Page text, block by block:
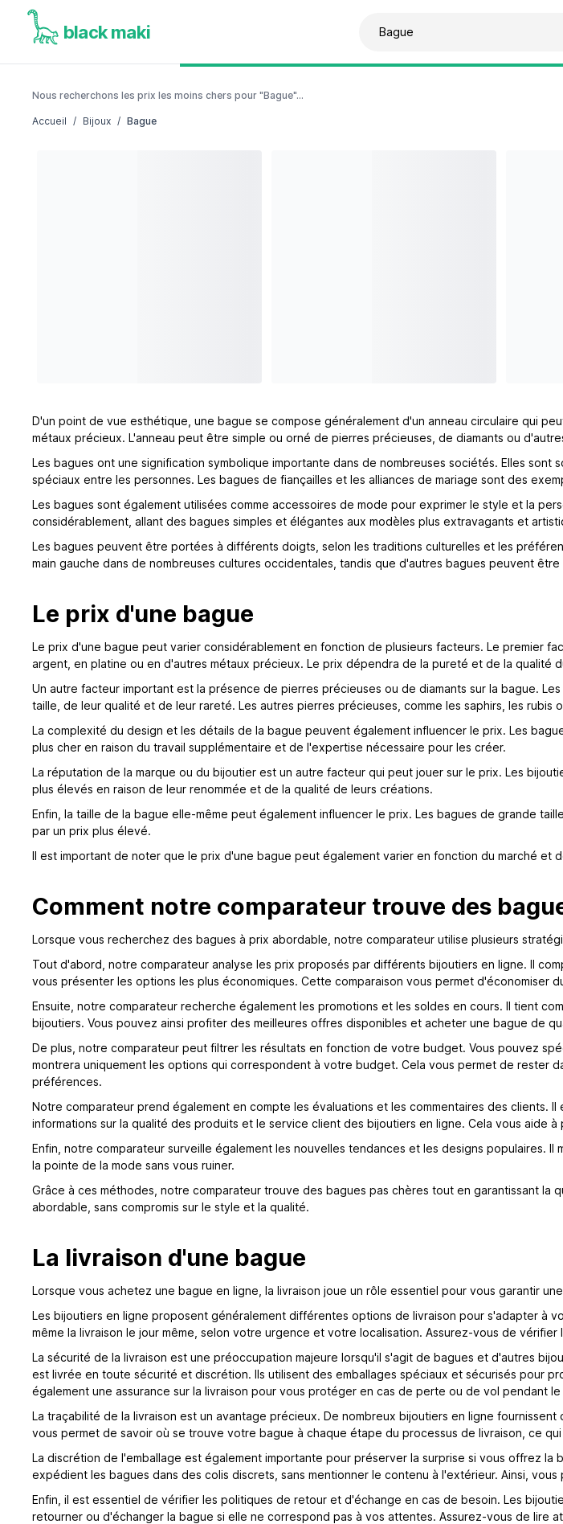
black maki
Nous recherchons les prix les moins chers pour "Bague"...
Accueil / Bijoux / Bague
D'un point de vue esthétique, une bague se compose généralement d'un anneau circulaire qui
métaux précieux. L'anneau peut être simple ou orné de pierres précieuses, de diamants ou
Les bagues ont une signification symbolique importante dans de nombreuses sociétés. Elles
spéciaux entre les personnes. Les bagues de fiançailles et les alliances de mariage sont des
Les bagues sont également utilisées comme accessoires de mode pour exprimer le style et la
considérablement, allant des bagues simples et élégantes aux modèles plus extravagants et
Les bagues peuvent être portées à différents doigts, selon les traditions culturelles et les
main gauche dans de nombreuses cultures occidentales, tandis que d'autres bagues peuvent
Le prix d'une bague
Le prix d'une bague peut varier considérablement en fonction de plusieurs facteurs. Le premier
argent, en platine ou en d'autres métaux précieux. Le prix dépendra de la pureté et de la qualité
Un autre facteur important est la présence de pierres précieuses ou de diamants sur la bague.
taille, de leur qualité et de leur rareté. Les autres pierres précieuses, comme les saphirs, les rubis
La complexité du design et les détails de la bague peuvent également influencer le prix. Les
plus cher en raison du travail supplémentaire et de l'expertise nécessaire pour les créer.
La réputation de la marque ou du bijoutier est un autre facteur qui peut jouer sur le prix. Les
plus élevés en raison de leur renommée et de la qualité de leurs créations.
Enfin, la taille de la bague elle-même peut également influencer le prix. Les bagues de grande
par un prix plus élevé.
Il est important de noter que le prix d'une bague peut également varier en fonction du marché
Comment notre comparateur trouve des
Lorsque vous recherchez des bagues à prix abordable, notre comparateur utilise plusieurs
Tout d'abord, notre comparateur analyse les prix proposés par différents bijoutiers en ligne. Il
vous présenter les options les plus économiques. Cette comparaison vous permet
Ensuite, notre comparateur recherche également les promotions et les soldes en cours. Il tient
bijoutiers. Vous pouvez ainsi profiter des meilleures offres disponibles et acheter une bague de
De plus, notre comparateur peut filtrer les résultats en fonction de votre budget. Vous pouvez
montrera uniquement les options qui correspondent à votre budget. Cela vous permet de rester
préférences.
Notre comparateur prend également en compte les évaluations et les commentaires des
informations sur la qualité des produits et le service client des bijoutiers en ligne. Cela vous aide
Enfin, notre comparateur surveille également les nouvelles tendances et les designs populaires.
la pointe de la mode sans vous ruiner.
Grâce à ces méthodes, notre comparateur trouve des bagues pas chères tout en garantissant
abordable, sans compromis sur le style et la qualité.
La livraison d'une bague
Lorsque vous achetez une bague en ligne, la livraison joue un rôle essentiel pour vous garantir
Les bijoutiers en ligne proposent généralement différentes options de livraison pour s'adapter à
même la livraison le jour même, selon votre urgence et votre localisation. Assurez-vous de
La sécurité de la livraison est une préoccupation majeure lorsqu'il s'agit de bagues et d'autres
est livrée en toute sécurité et discrétion. Ils utilisent des emballages spéciaux et sécurisés pour
également une assurance sur la livraison pour vous protéger en cas de perte ou de vol pendant
La traçabilité de la livraison est un avantage précieux. De nombreux bijoutiers en ligne
vous permet de savoir où se trouve votre bague à chaque étape du processus de livraison, ce
La discrétion de l'emballage est également importante pour préserver la surprise si vous offrez
expédient les bagues dans des colis discrets, sans mentionner le contenu à l'extérieur. Ainsi,
Enfin, il est essentiel de vérifier les politiques de retour et d'échange en cas de besoin. Les
retourner ou d'échanger la bague si elle ne correspond pas à vos attentes. Assurez-vous de